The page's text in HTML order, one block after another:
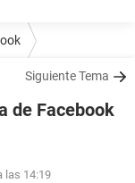
Siguiente Tema
de Facebook
las 14:19